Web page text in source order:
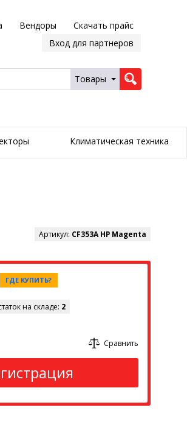
Вендоры
Скачать прайс
Вход для партнеров
Товары
Климатическая техника
Артикул: CF353A HP Magenta
ГДЕ КУПИТЬ?
на складе: 2
Сравнить